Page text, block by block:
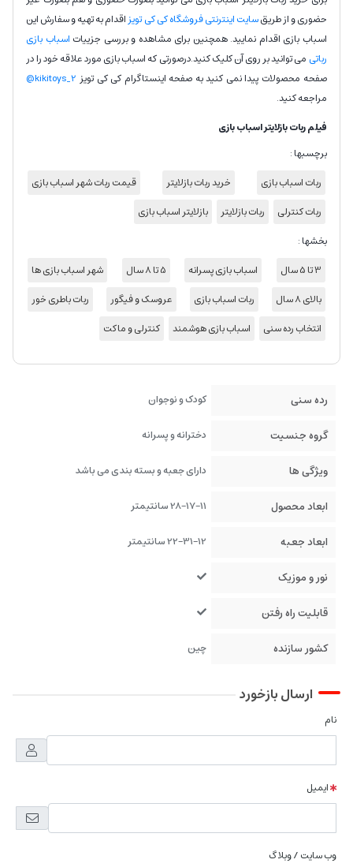
حضوری و از طریقسایت اینترنتی فروشگاه کی کی تویزاقدام به تهیه و سفارش این
اسباب بازی اقدام نمایید. همچنین برای مشاهده و بررسی جزییات اسباب بازی
رباتی می توانید بر روی آن کلیک کنید.درصورتی که اسباب بازی مورد علاقه خود را در
صفحه محصولات پیدا نمی کنید به صفحه اینستاگرام کی کی تویز kikitoys_2@
مراجعه کنید.
فیلم ربات بازلایتر اسباب بازی
برچسبها :
ربات اسباب بازی
خرید ربات بازلایتر
قیمت ربات شهر اسباب بازی
ربات کنترلی
ربات بازلایتر
بازلایتر اسباب بازی
بخشها :
3 تا 5 سال
اسباب بازی پسرانه 5 تا 8 سال
شهر اسباب بازی ها
بالای 8 سال
ربات اسباب بازی عروسک و فیگور
ربات باطری خور
انتخاب رده سنی
اسباب بازی هوشمند کنترلی و ماکت
رده سنی کودک و نوجوان
گروه جنسیت دخترانه و پسرانه
ویژگی ها دارای جعبه و بسته بندی می باشد
ابعاد محصول 28-17-11 سانتیمتر
ابعاد جعبه 22-31-12 سانتیمتر
نور و موزیک
قابلیت راه رفتن
کشور سازنده
چین
ارسال بازخورد
نام
ایمیل
وب سایت / وبلاگ